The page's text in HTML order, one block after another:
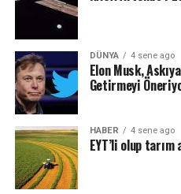
DÜNYA 4 sene ago
Elon Musk,
Getirmeyi
HABER 4 sene ago
EYT’li olup